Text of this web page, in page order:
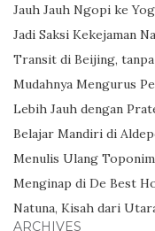
Jauh Jauh Ngopi ke
Jadi Saksi Kekejaman
Transit di Beijing,
Mudahnya Mengurus
Lebih Jauh dengan
Belajar Mandiri di
Menulis Ulang
Menginap di De Best
Natuna, Kisah dari
ARCHIVES